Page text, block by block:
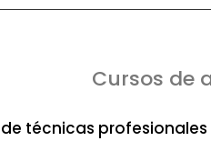
Cursos de
técnicas profesionales